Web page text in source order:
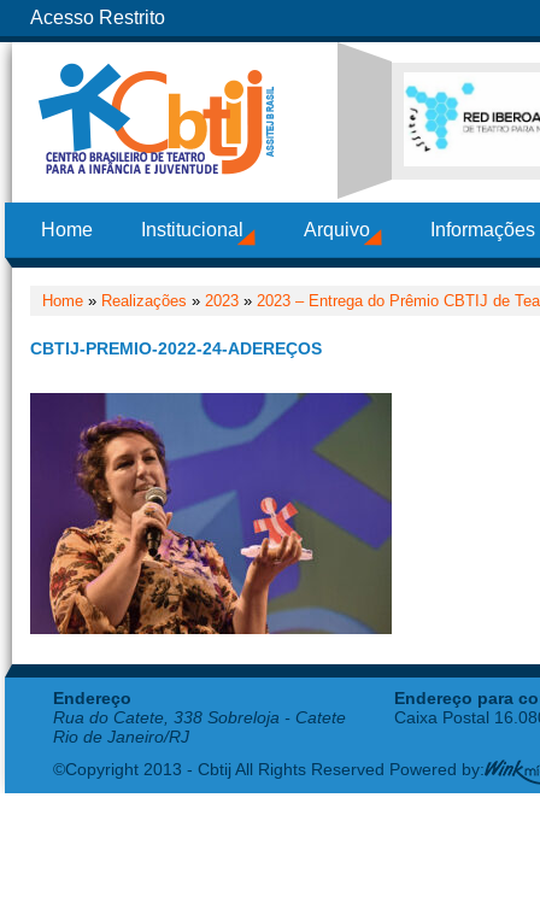
Acesso Restrito
Home Institucional Arquivo
Home » Realizações » 2023 » 2023 – Entrega do Prêmio CBTIJ de
CBTIJ-PREMIO-2022-24-ADEREÇOS
Endereço
Rua do Catete, 338 Sobreloja - Catete
Rio de Janeiro/RJ
Endereço para
Caixa Postal
©Copyright 2013 - Cbtij All Rights Reserved Powered by: